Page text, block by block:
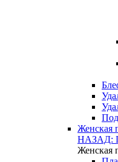
Женская
НАЗАД:
Женская